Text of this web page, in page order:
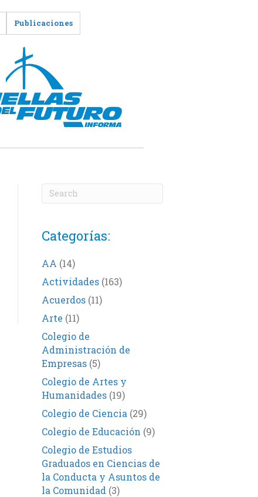
Publicaciones
Categorías:
AA (14)
Actividades(163)
Acuerdos(11)
Arte (11)
Colegio de
Administración de
Empresas(5)
Colegio de Artes y
Humanidades(19)
Colegio de Ciencia (29)
Colegio de Educación (9)
Colegio de Estudios
Graduados en Ciencias de
la Conducta y Asuntos de
la Comunidad (3)